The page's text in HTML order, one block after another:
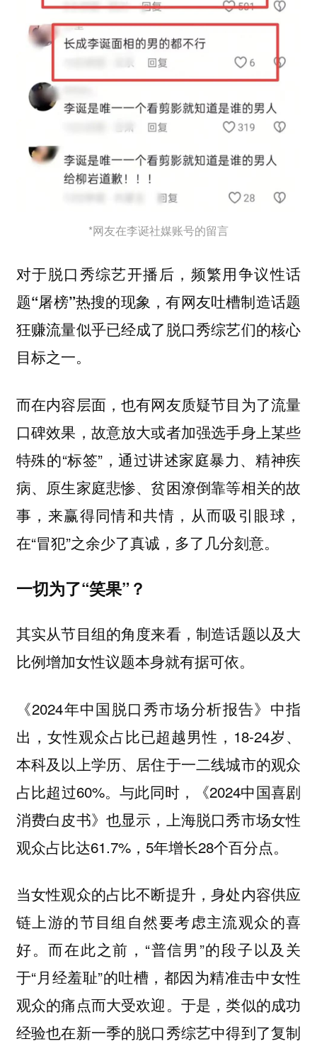
*网友在李诞社媒账号的留言
对于脱口秀综艺开播后，频繁用争议性话
题“屠榜”热搜的现象，有网友吐槽制造话题
狂赚流量似乎已经成了脱口秀综艺们的核心
目标之一。
而在内容层面，也有网友质疑节目为了流量
口碑效果，故意放大或者加强选手身上某些
特殊的“标签”，通过讲述家庭暴力、精神疾
病、原生家庭悲惨、贫困潦倒靠等相关的故
事，来赢得同情和共情，从而吸引眼球，
在“冒犯”之余少了真诚，多了几分刻意。
一切为了“笑果”？
其实从节目组的角度来看，制造话题以及大
比例增加女性议题本身就有据可依。
《2024年中国脱口秀市场分析报告》中指
出，女性观众占比已超越男性，18-24岁、
本科及以上学历、居住于一二线城市的观众
占比超过60%。与此同时，《2024中国喜剧
消费白皮书》也显示，上海脱口秀市场女性
观众占比达61.7%，5年增长28个百分点。
当女性观众的占比不断提升，身处内容供应
链上游的节目组自然要考虑主流观众的喜
好。而在此之前，“普信男”的段子以及关
于“月经羞耻”的吐槽，都因为精准击中女性
观众的痛点而大受欢迎。于是，类似的成功
经验也在新一季的脱口秀综艺中得到了复制